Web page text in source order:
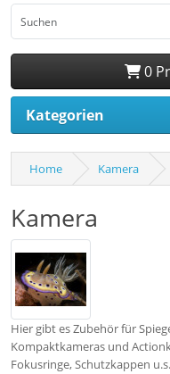
0
Kategorien
Home Kamera
Kamera
Hier gibt es Zubehör für
Kompaktkameras und
Fokusringe, Schutzkappen